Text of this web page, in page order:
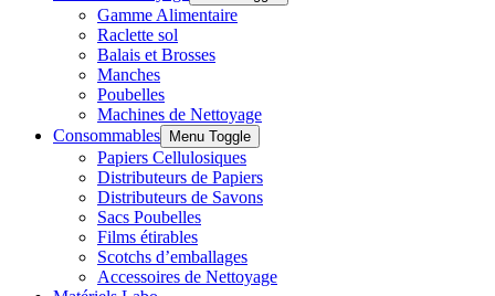
Gamme Alimentaire
Raclette sol
Balais et Brosses
Manches
Poubelles
Machines de Nettoyage
Consommables
Menu Toggle
Papiers Cellulosiques
Distributeurs de Papiers
Distributeurs de Savons
Sacs Poubelles
Films étirables
Scotchs d’emballages
Accessoires de Nettoyage